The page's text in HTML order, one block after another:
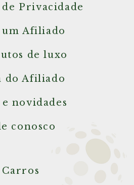
Privacidade
um Afiliado
de luxo
do Afiliado
novidades
conosco
Carros